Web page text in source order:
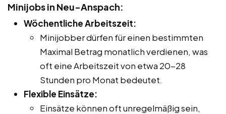
Minijobs in Neu-Anspach:
Wöchentliche Arbeitszeit:
Minijobber dürfen für einen bestimmten
Maximal Betrag monatlich verdienen, was
oft eine Arbeitszeit von etwa 20-28
Stunden pro Monat bedeutet.
Flexible Einsätze:
Einsätze können oft unregelmäßig sein,